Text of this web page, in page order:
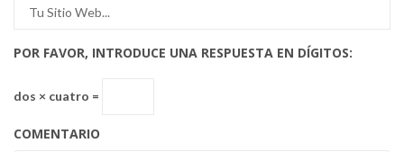
POR FAVOR, INTRODUCE UNA RESPUESTA EN DÍGITOS:
dos × cuatro =
COMENTARIO